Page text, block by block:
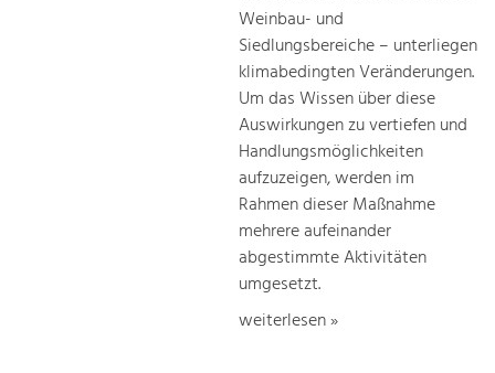
Weinbau- und
Siedlungsbereiche – unterliegen
klimabedingten Veränderungen.
Um das Wissen über diese
Auswirkungen zu vertiefen und
Handlungsmöglichkeiten
aufzuzeigen, werden im
Rahmen dieser Maßnahme
mehrere aufeinander
abgestimmte Aktivitäten
umgesetzt.
weiterlesen »